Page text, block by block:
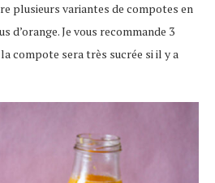
plusieurs variantes de compotes en
d’orange. Je vous recommande 3
compote sera très sucrée si il y a